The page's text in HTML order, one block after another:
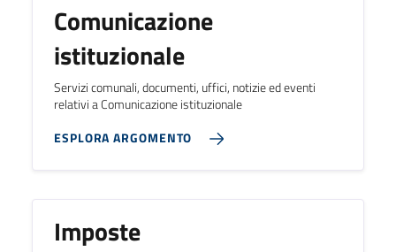
Comunicazione
istituzionale
Servizi comunali, documenti, uffici, notizie ed eventi
relativi a Comunicazione istituzionale
ESPLORA ARGOMENTO
Imposte